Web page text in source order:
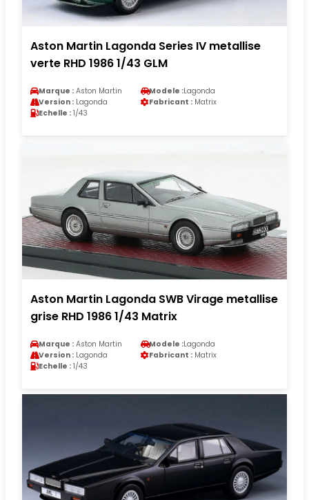
Aston Martin Lagonda Series IV metallise
verte RHD 1986 1/43 GLM
Marque : Aston Martin Modele :Lagonda
Version : Lagonda Fabricant : Matrix
Echelle : 1/43
Aston Martin Lagonda SWB Virage metallise
grise RHD 1986 1/43 Matrix
Marque : Aston Martin Modele :Lagonda
Version : Lagonda Fabricant : Matrix
Echelle : 1/43